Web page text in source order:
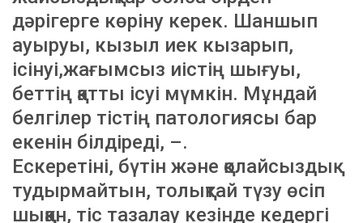
дәрігерге көріну керек. Шаншып
ауыруы, кызыл иек кызарып,
ісінуі,жағымсыз иістің шығуы,
беттің қатты ісуі мүмкін. Мұндай
белгілер тістің патологиясы бар
екенін білдіреді, –.
Ескеретіні, бүтін және қолайсыздық
тудырмайтын, толықтай түзу өсіп
шыққан, тіс тазалау кезінде кедергі